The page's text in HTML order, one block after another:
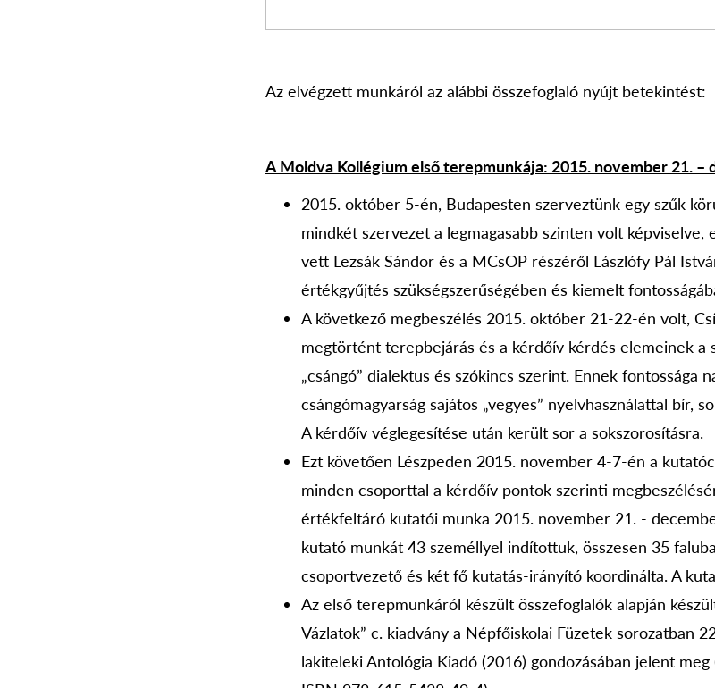
Az elvégzett munkáról az alábbi összefoglaló nyújt betekintést:
A Moldva Kollégium első terepmunkája: 2015. november 21. –
2015. október 5-én, Budapesten szerveztünk egy szűk
mindkét szervezet a legmagasabb szinten volt képviselve,
vett Lezsák Sándor és a MCsOP részéről Lászlófy Pál
értékgyűjtés szükségszerűségében és kiemelt
A következő megbeszélés 2015. október 21-22-én volt,
megtörtént terepbejárás és a kérdőív kérdés elemeinek a
„csángó” dialektus és szókincs szerint. Ennek fontossága
csángómagyarság sajátos „vegyes” nyelvhasználattal bír,
A kérdőív véglegesítése után került sor a sokszorosításra.
Ezt követően Lészpeden 2015. november 4-7-én a
minden csoporttal a kérdőív pontok szerinti
értékfeltáró kutatói munka 2015. november 21. -
kutató munkát 43 személlyel indítottuk, összesen 35
csoportvezető és két fő kutatás-irányító koordinálta. A
Az első terepmunkáról készült összefoglalók alapján
Vázlatok” c. kiadvány a Népfőiskolai Füzetek sorozatban
lakiteleki Antológia Kiadó (2016) gondozásában jelent